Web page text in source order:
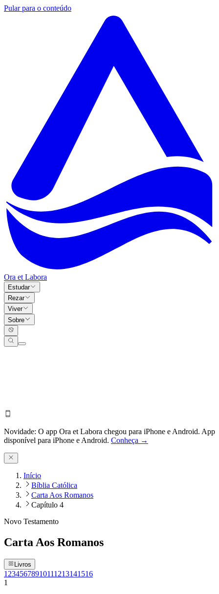
Pular para o conteúdo
Ora et Labora
Estudar
Rezar
Viver
Sobre
Novidade: O app Ora et Labora chegou para iPhone e Android. App
disponível para iPhone e Android. Conheça →
Início
Bíblia Católica
Carta Aos Romanos
Capítulo 4
Novo Testamento
Carta Aos Romanos
Livros
1 2345678910111213141516
1